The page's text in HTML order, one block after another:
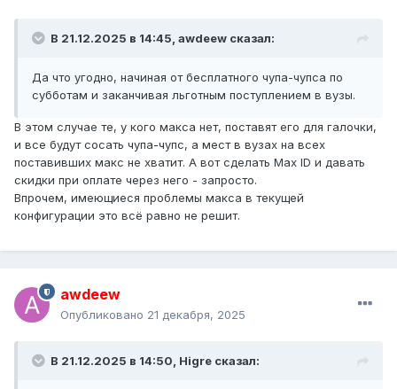
В 21.12.2025 в 14:45, awdeew сказал:
Да что угодно, начиная от бесплатного чупа-чупса по
субботам и заканчивая льготным поступлением в вузы.
В этом случае те, у кого макса нет, поставят его для галочки,
и все будут сосать чупа-чупс, а мест в вузах на всех
поставивших макс не хватит. А вот сделать Max ID и давать
скидки при оплате через него - запросто.
Впрочем, имеющиеся проблемы макса в текущей
конфигурации это всё равно не решит.
awdeew
Опубликовано 21 декабря, 2025
В 21.12.2025 в 14:50, Higre сказал: